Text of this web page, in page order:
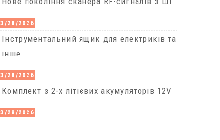
28/2026
Інструментальний ящик для електриків та
інше
28/2026
Комплект з 2-х літієвих акумуляторів 12V
28/2026